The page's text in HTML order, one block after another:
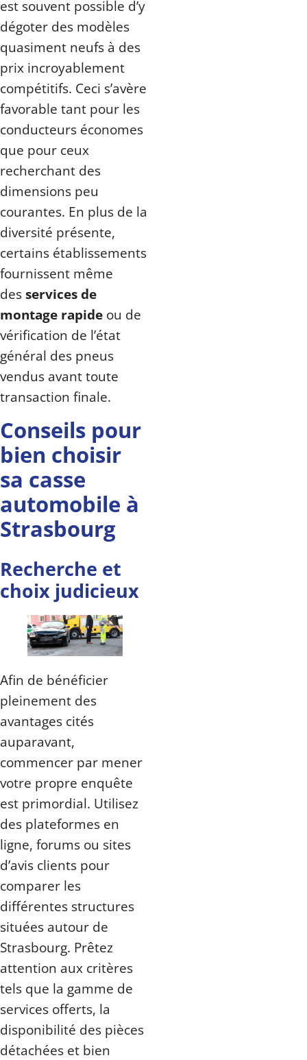
est souvent possible d’y
dégoter des modèles
quasiment neufs à des
prix incroyablement
compétitifs. Ceci s’avère
favorable tant pour les
conducteurs économes
que pour ceux
recherchant des
dimensions peu
courantes. En plus de la
diversité présente,
certains établissements
fournissent même
desservices de
montage rapide ou de
vérification de l’état
général des pneus
vendus avant toute
transaction finale.
Conseils pour
bien choisir
sa casse
automobile à
Strasbourg
Recherche et
choix judicieux
Afin de bénéficier
pleinement des
avantages cités
auparavant,
commencer par mener
votre propre enquête
est primordial. Utilisez
des plateformes en
ligne, forums ou sites
d’avis clients pour
comparer les
différentes structures
situées autour de
Strasbourg. Prêtez
attention aux critères
tels que la gamme de
services offerts, la
disponibilité des pièces
détachées et bien